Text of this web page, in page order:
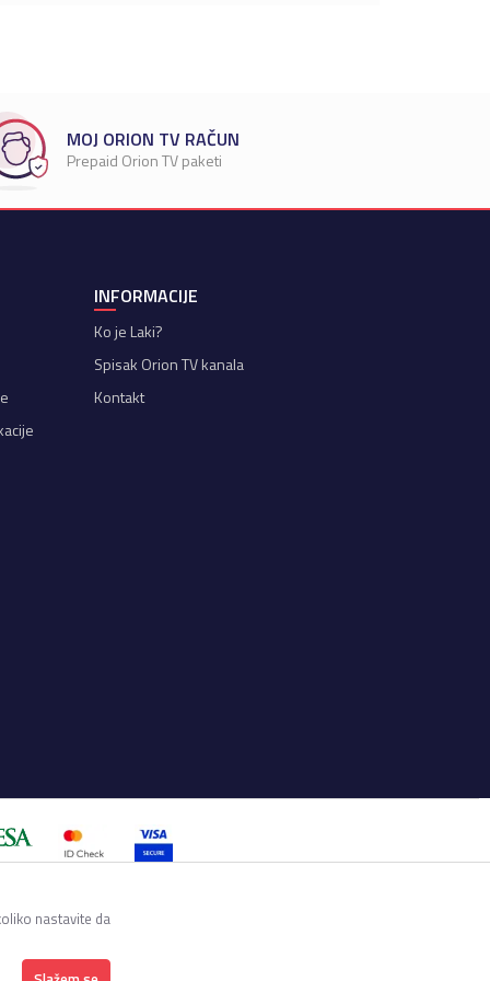
MOJ ORION TV RAČUN
Prepaid Orion TV paketi
INFORMACIJE
Ko je Laki?
Spisak Orion TV kanala
Kontakt
sve informacije kompletne i
nastavite da